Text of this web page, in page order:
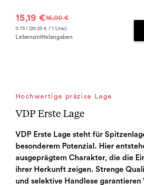
15,19 €16,00 €
0.75 l (20.25 € / 1 Liter)
Lebensmittelangaben
Hochwertige präzise Lage
VDP Erste Lage
VDP Erste Lage steht für
besonderem Potenzial. Hier
ausgeprägtem Charakter, die die
ihrer Herkunft zeigen. Strenge
und selektive Handlese garantieren